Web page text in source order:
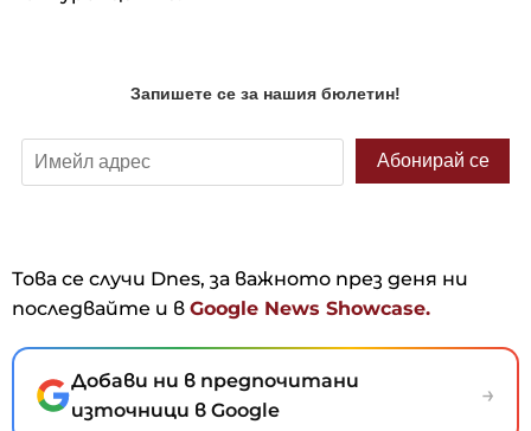
Това се случи Dnes, за важното през деня ни
последвайте и в Google News Showcase.
Добави ни в предпочитани
източници в Google
→